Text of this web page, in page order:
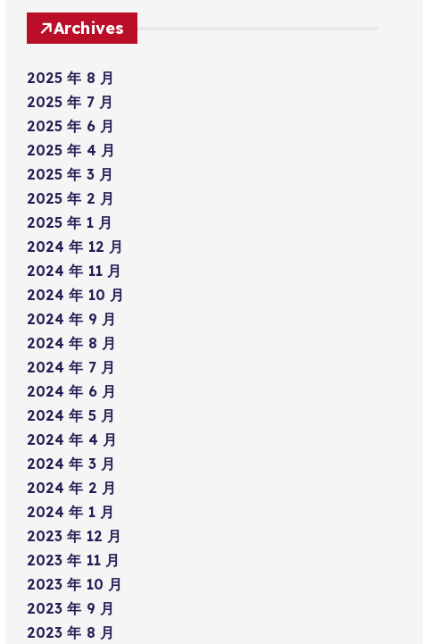
Archives
2025 年 8 月
2025 年 7 月
2025 年 6 月
2025 年 4 月
2025 年 3 月
2025 年 2 月
2025 年 1 月
2024 年 12 月
2024 年 11 月
2024 年 10 月
2024 年 9 月
2024 年 8 月
2024 年 7 月
2024 年 6 月
2024 年 5 月
2024 年 4 月
2024 年 3 月
2024 年 2 月
2024 年 1 月
2023 年 12 月
2023 年 11 月
2023 年 10 月
2023 年 9 月
2023 年 8 月